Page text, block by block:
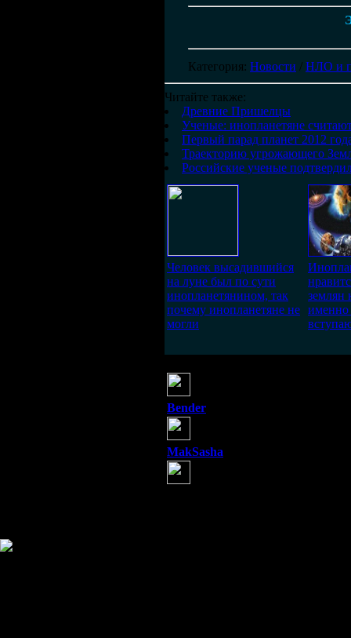
Категория: Новости / НЛО и
Читайте также:
Древние Пришелцы
Ученые: инопланетяне
Первый парад планет 2012
Траекторию угрожающего
Российские ученые
Человек высадившийся
на луне был по сути
инопланетянином, так
почему инопланетяне не
могли
землян
именно
Bender
MakSasha